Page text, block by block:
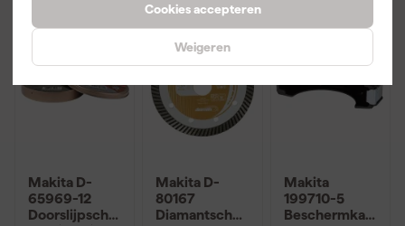
Cookies accepteren
Weigeren
Makita D-
65969-12
Doorslijpschijf
Makita D-
80167
Diamantschijf
Makita
199710-5
Beschermkap